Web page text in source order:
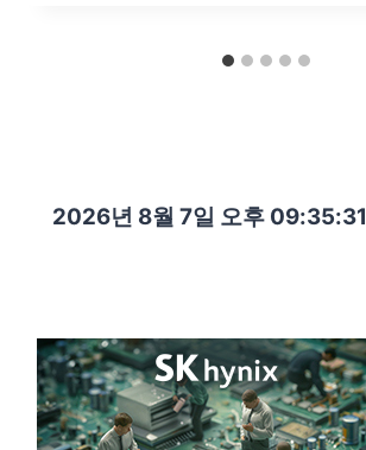
2026년 8월 7일 오후 09:35:32